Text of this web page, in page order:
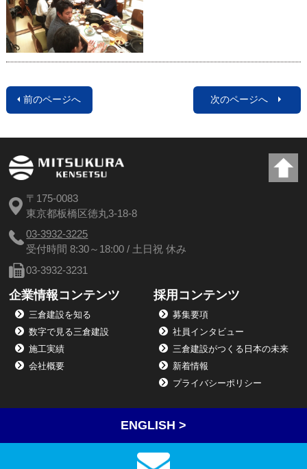
前のページへ 次のページへ
〒175-0083
東京都板橋区徳丸3-18-8
03-3932-3225
受付時間 8:30～18:00 / 土日祝 休み
03-3932-3231
企業情報コンテンツ
三倉建設を知る
数字で見る三倉建設
施工実績
会社概要
採用コンテンツ
募集要項
社員インタビュー
三倉建設がつくる日本の未来
新着情報
プライバシーポリシー
ENGLISH >